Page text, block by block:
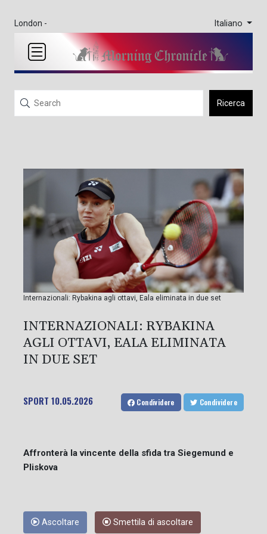
London - Italiano
Ricerca
Internazionali: Rybakina agli ottavi, Eala eliminata in due set
INTERNAZIONALI: RYBAKINA
AGLI OTTAVI, EALA ELIMINATA
IN DUE SET
SPORT 10.05.2026 Condividere Condividere
Affronterà la vincente della sfida tra Siegemund e
Pliskova
Ascoltare Smettila di ascoltare